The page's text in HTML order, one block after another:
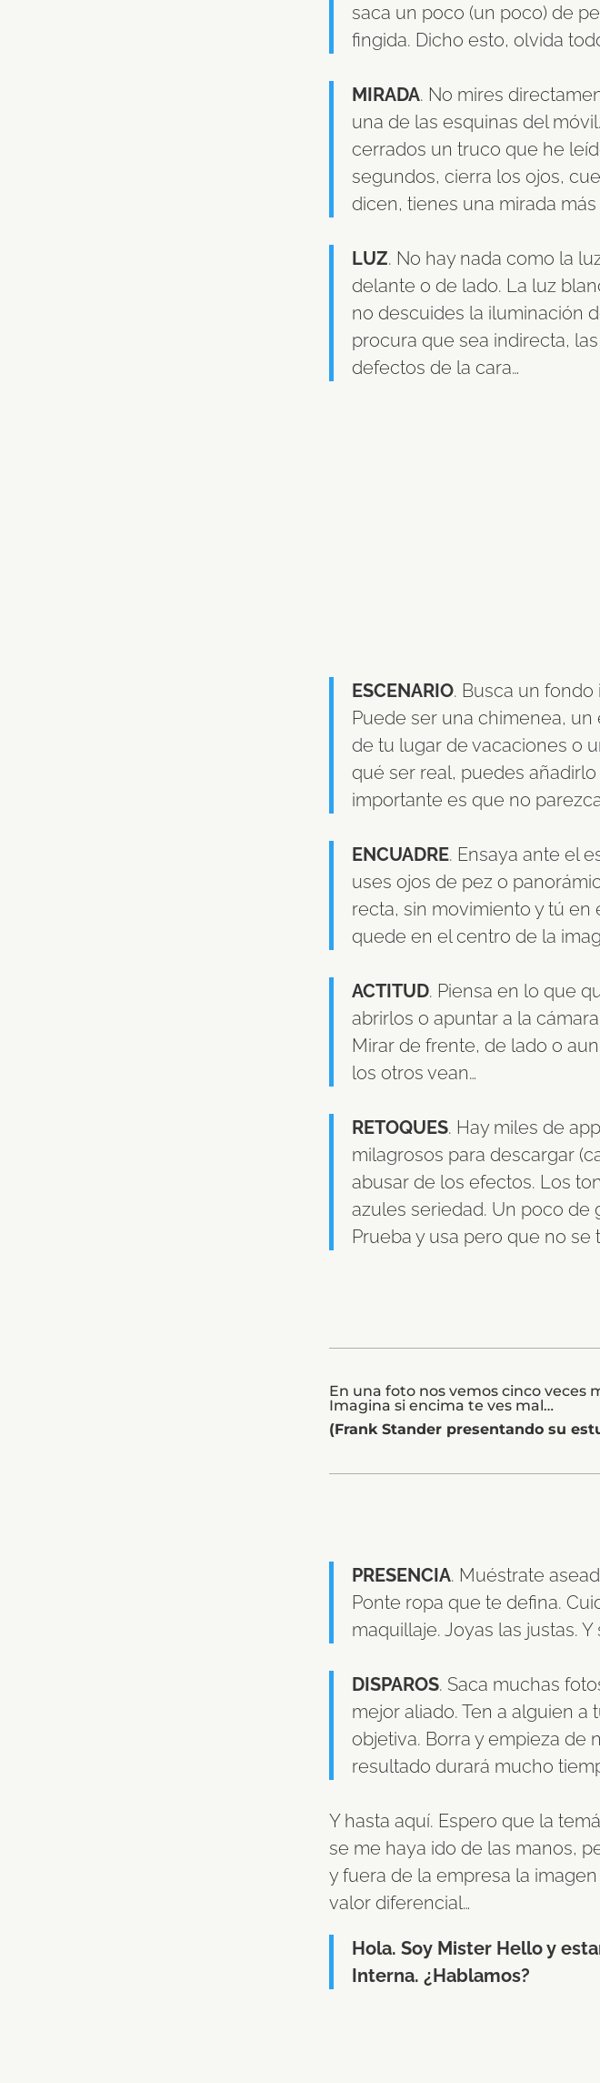
saca un poco (un poco) de
fingida. Dicho esto, olvida
MIRADA. No mires
una de las esquinas del
cerrados un truco que he
segundos, cierra los ojos,
dicen, tienes una mirada más
LUZ. No hay nada como la
delante o de lado. La luz
no descuides la iluminación
procura que sea indirecta,
defectos de la cara…
ESCENARIO. Busca un
Puede ser una chimenea,
de tu lugar de vacaciones o
qué ser real, puedes
importante es que no
ENCUADRE. Ensaya ante el
uses ojos de pez o
recta, sin movimiento y tú en
quede en el centro de la
ACTITUD. Piensa en lo que
abrirlos o apuntar a la
Mirar de frente, de lado o
los otros vean…
RETOQUES. Hay miles de
milagrosos para descargar
abusar de los efectos. Los
azules seriedad. Un poco de
Prueba y usa pero que no se
En una foto nos vemos cinco veces
Imagina si encima te ves mal…
(Frank Stander presentando su
PRESENCIA. Muéstrate
Ponte ropa que te defina.
maquillaje. Joyas las justas. Y
DISPAROS. Saca muchas
mejor aliado. Ten a alguien
objetiva. Borra y empieza de
resultado durará mucho
Y hasta aquí. Espero que la
se me haya ido de las manos,
y fuera de la empresa la
valor diferencial…
Hola. Soy Mister Hello y
Interna. ¿Hablamos?